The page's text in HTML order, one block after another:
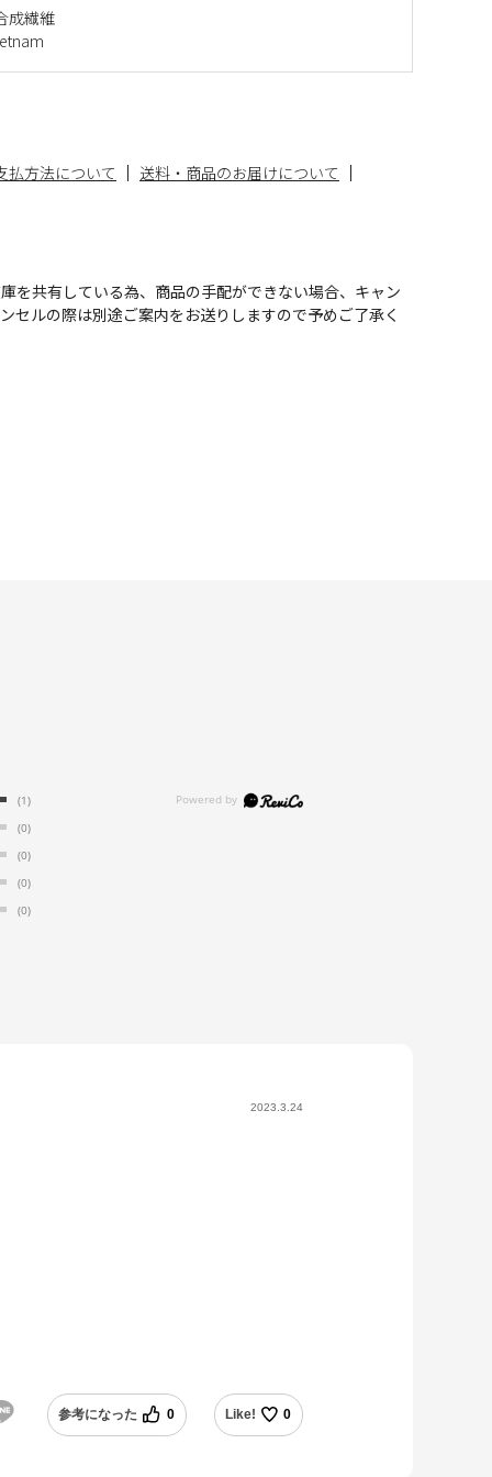
成繊維
払方法について
送料・商品のお届けについて
を共有している為、商品の手配ができない場合、キャン
セルの際は別途ご案内をお送りしますので予めご了承く
(1)
(0)
(0)
(0)
(0)
2023.3.24
参考になった 0 Like! 0